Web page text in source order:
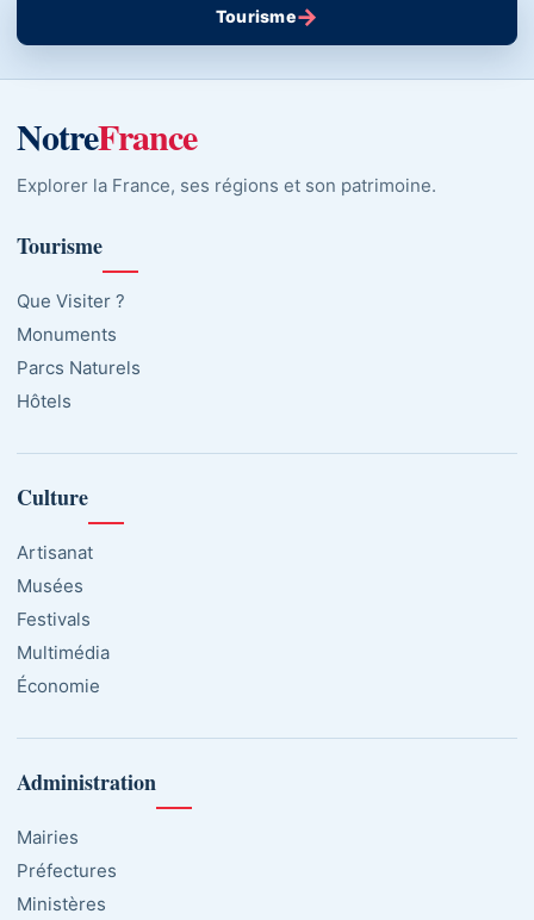
Tourisme→
NotreFrance
Explorer la France, ses régions et son patrimoine.
Tourisme
Que Visiter ?
Monuments
Parcs Naturels
Hôtels
Culture
Artisanat
Musées
Festivals
Multimédia
Économie
Administration
Mairies
Préfectures
Ministères